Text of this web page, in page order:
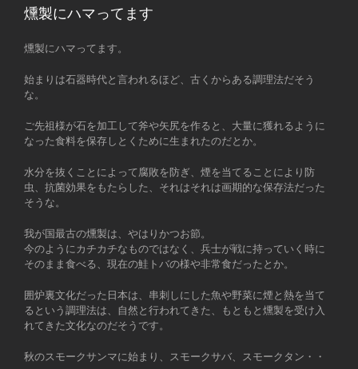
燻製にハマってます
燻製にハマってます。
始まりは石器時代と言われるほど、古くからある調理法だそう
な。
ご先祖様が石を加工して斧や矢尻を作ると、大量に獲れるように
なった食料を保存しとくために生まれたのだとか。
水分を抜くことによって腐敗を防ぎ、煙を当てることにより防
虫、抗菌効果をもたらした、それはそれは画期的な保存法だった
そうな。
我が国最古の燻製は、やはりかつお節。
今のようにカチカチなものではなく、兵士が戦に持っていく時に
そのまま食べる、現在の鮭トバの様や非常食だったとか。
囲炉裏文化だった日本は、串刺しにした魚や野菜に煙と熱を当て
るという調理法は、自然と行われてきた、もともと燻製を受け入
れてきた文化なのだそうです。
秋のスモークサンマに始まり、スモークサバ、スモークタン・・